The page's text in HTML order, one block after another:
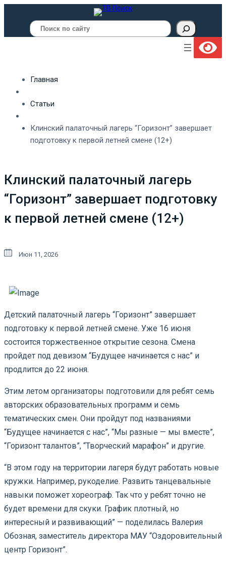
Поиск
Главная
Статьи
Клинский палаточный лагерь “Горизонт” завершает
подготовку к первой летней смене (12+)
Клинский палаточный лагерь
“Горизонт” завершает подготовку
к первой летней смене (12+)
Июн 11, 2026
Детский палаточный лагерь “Горизонт” завершает
подготовку к первой летней смене. Уже 16 июня
состоится торжественное открытие сезона. Смена
пройдет под девизом “Будущее начинается с нас” и
продлится до 22 июня.
Этим летом организаторы подготовили для ребят семь
авторских образовательных программ и семь
тематических смен. Они пройдут под названиями
“Будущее начинается с нас”, “Мы разные — мы вместе”,
“Горизонт талантов”, “Творческий марафон” и другие.
“В этом году на территории лагеря будут работать новые
кружки. Например, рукоделие. Развить танцевальные
навыки поможет хореограф. Так что у ребят точно не
будет времени для скуки. График плотный, но
интересный и развивающий” — поделилась Валерия
Обозная, заместитель директора МАУ “Оздоровительный
центр Горизонт”.